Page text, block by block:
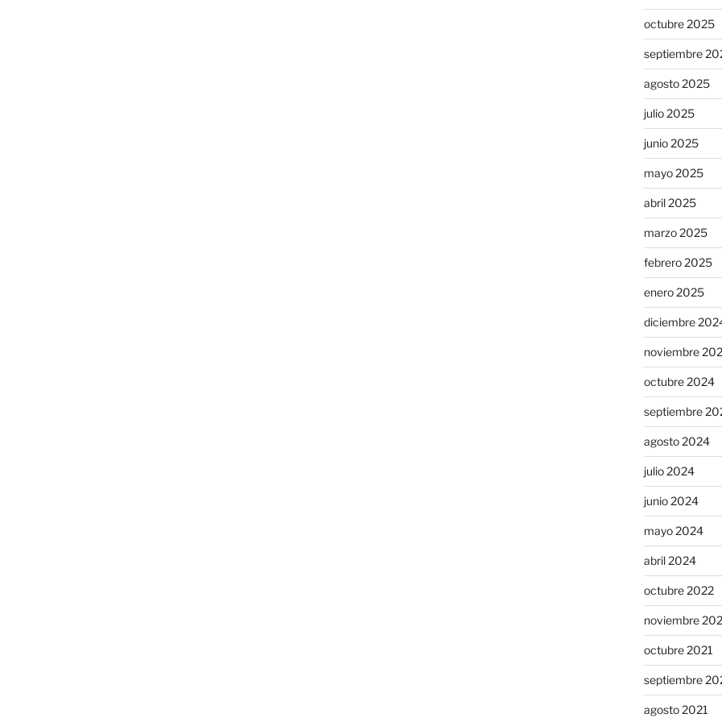
octubre 2025
septiembre
agosto 2025
julio 2025
junio 2025
mayo 2025
abril 2025
marzo 2025
febrero 2025
enero 2025
diciembre
noviembre
octubre 2024
septiembre
agosto 2024
julio 2024
junio 2024
mayo 2024
abril 2024
octubre 2022
noviembre
octubre 2021
septiembre
agosto 2021